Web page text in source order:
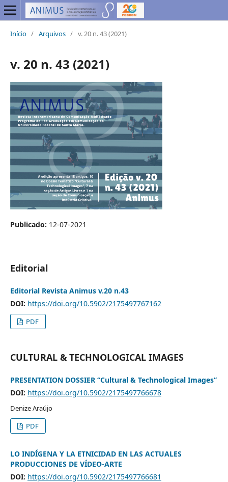
Início / Arquivos / v. 20 n. 43 (2021)
v. 20 n. 43 (2021)
Publicado: 12-07-2021
Editorial
Editorial Revista Animus v.20 n.43
DOI: https://doi.org/10.5902/2175497767162
PDF
CULTURAL & TECHNOLOGICAL IMAGES
PRESENTATION DOSSIER “Cultural & Technological Images”
DOI: https://doi.org/10.5902/2175497766678
Denize Araújo
PDF
LO INDÍGENA Y LA ETNICIDAD EN LAS ACTUALES
PRODUCCIONES DE VÍDEO-ARTE
DOI: https://doi.org/10.5902/2175497766681